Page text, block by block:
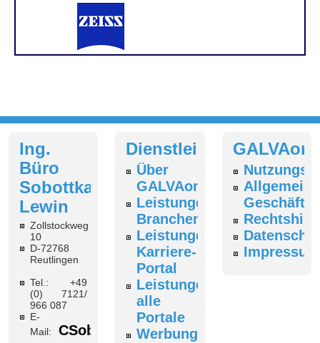
Ing.
Büro
Sobottka-
Lewin
Zollstockweg
10
D-72768
Reutlingen
Tel.: +49
(0) 7121/
966 087
E-
Mail:
CSobottka@galvaonline.de
Dienstleistungen
Über
GALVAonline
Leistungen
Branchenverzeichnis
Leistungen
Karriere-
Portal
Leistungen
alle
Portale
Werbung
Allgemeine
Impressum